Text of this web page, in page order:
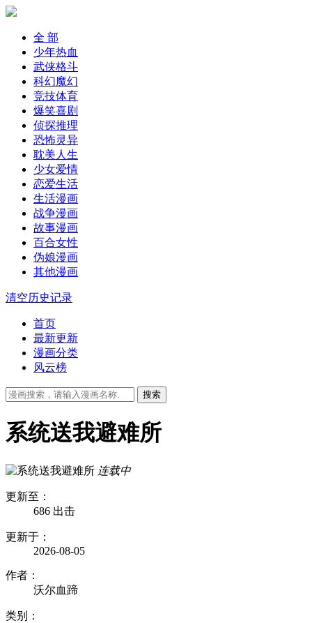
全 部
少年热血
武侠格斗
科幻魔幻
竞技体育
爆笑喜剧
侦探推理
恐怖灵异
耽美人生
少女爱情
恋爱生活
生活漫画
战争漫画
故事漫画
百合女性
伪娘漫画
其他漫画
清空历史记录
首页
最新更新
漫画分类
风云榜
系统送我避难所
连载中
更新至：
686 出击
更新于：
2026-08-05
作者：
沃尔血蹄
类别：